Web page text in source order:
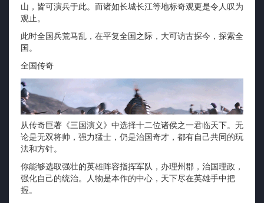
山，皆可演兵于此。而诸如长城长江等地标奇观更是令人叹为
观止。
此时全国兵荒马乱，在平复全国之际，大可访古探今，探索全
国。
全国传奇
从传奇巨著《三国演义》中选择十二位诸侯之一君临天下。无
论是无双将帅，强力猛士，仍是治国奇才，都有自己共同的玩
法和方针。
你能够选取强壮的英雄阵容指挥军队，办理州郡，治国理政，
强化自己的统治。人物是本作的中心，天下尽在英雄手中把
握。